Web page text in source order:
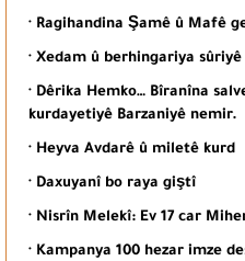
· Ragihandina Şamê û Mafê
· Xedam û berhingariya sûriyê
· Dêrika Hemko… Bîranîna
kurdayetiyê Barzaniyê nemir.
· Heyva Avdarê û miletê kurd
· Daxuyanî bo raya giştî
· Nisrîn Melekî: Ev 17 car
· Kampanya 100 hezar imze